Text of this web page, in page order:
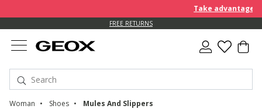
Take advantage of
FREE RETURNS
Woman Shoes Mules And Slippers